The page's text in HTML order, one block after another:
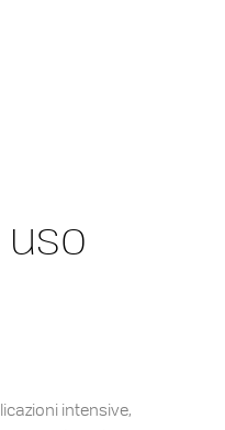
intensive,